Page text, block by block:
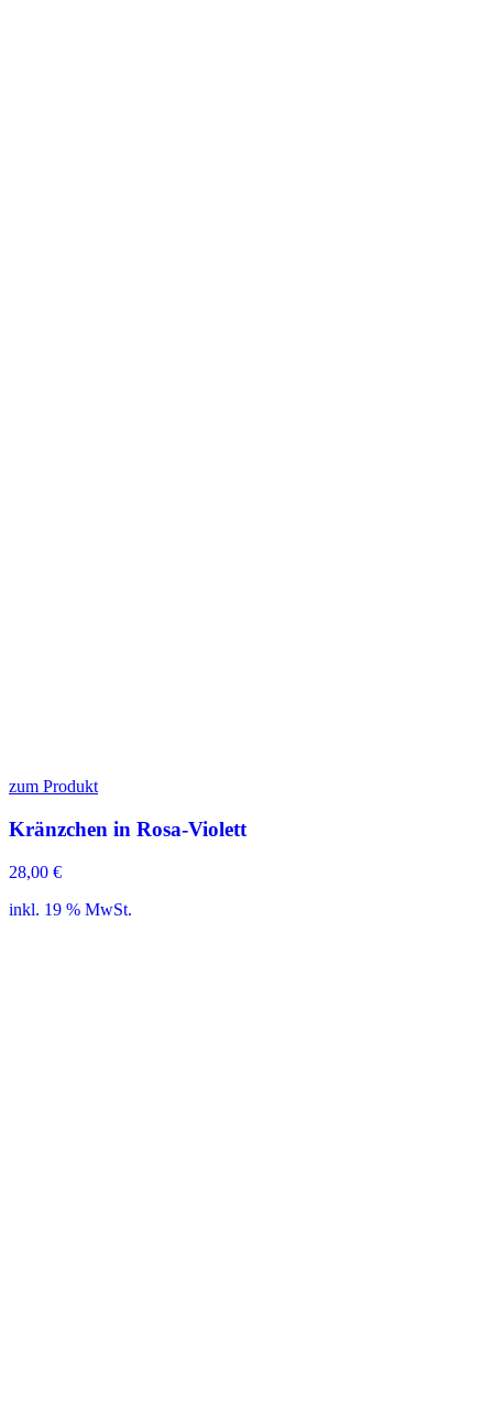
zum Produkt
Kränzchen in Rosa-Violett
28,00 €
inkl. 19 % MwSt.